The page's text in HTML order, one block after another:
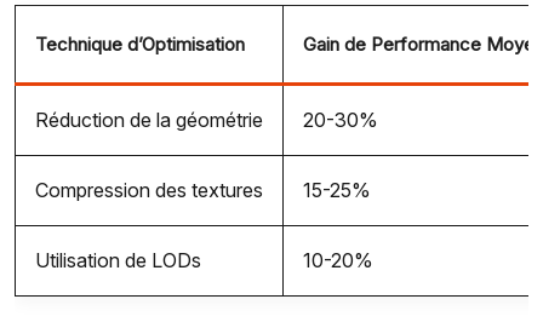
Technique d’Optimisation Gain de Performance Moyen
Réduction de la géométrie 20-30%
Compression des textures 15-25%
Utilisation de LODs 10-20%